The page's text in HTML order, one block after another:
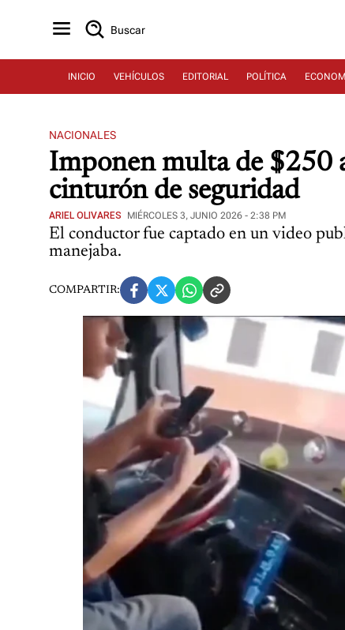
Buscar
INICIO VEHÍCULOS EDITORIAL POLÍTICA
NACIONALES
Imponen multa de $250
cinturón de seguridad
ARIEL OLIVARES MIÉRCOLES 3, JUNIO 2026 - 2:38 PM
El conductor fue captado en un video
manejaba.
COMPARTIR: